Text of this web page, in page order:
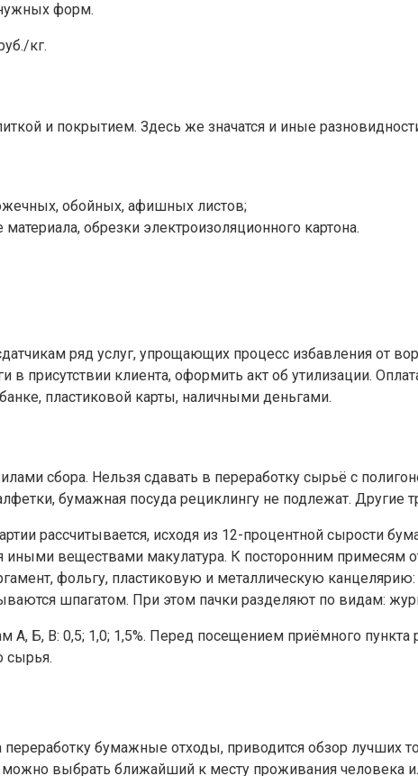
форм.
кг.
и покрытием. Здесь же значатся и иные
обойных, афишных листов;
обрезки электроизоляционного картона.
ряд услуг, упрощающих процесс избавления от
присутствии клиента, оформить акт об утилизации.
пластиковой карты, наличными деньгами.
сбора. Нельзя сдавать в переработку сырьё с
бумажная посуда рециклингу не подлежат. Другие
рассчитывается, исходя из 12-процентной сырости
иными веществами макулатура. К посторонним примесям
фольгу, пластиковую и металлическую
шпагатом. При этом пачки разделяют по видам:
А, Б, В: 0,5; 1,0; 1,5%. Перед посещением приёмного
сырья.
бумажные отходы, приводится обзор лучших
выбрать ближайший к месту проживания человека